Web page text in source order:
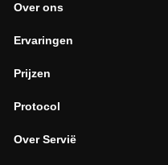
Over ons
Ervaringen
Prijzen
Protocol
Over Servië